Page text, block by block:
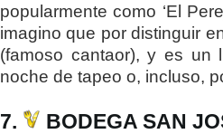
popularmente como ‘El
imagino que por distinguir
(famoso cantaor), y es un
noche de tapeo o, incluso,
7. BODEGA SAN